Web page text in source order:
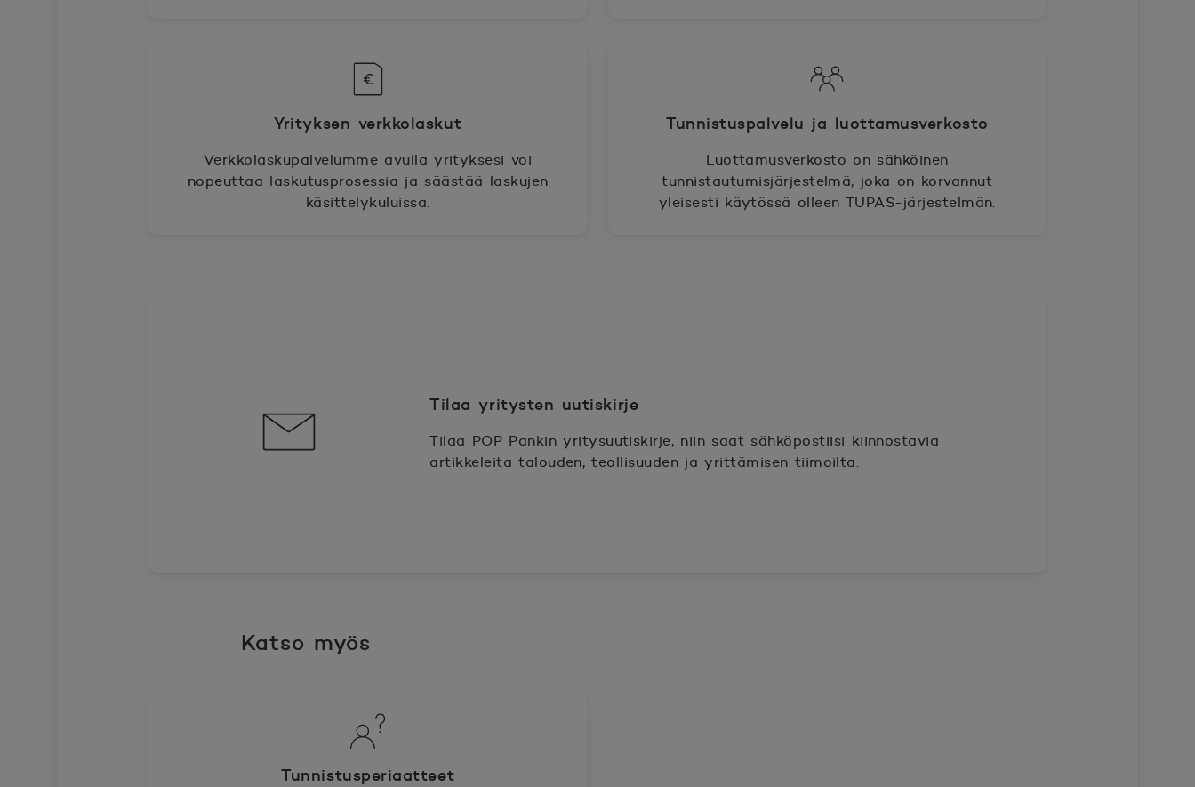
Yrityksen verkkolaskut
Verkkolaskupalvelumme avulla yrityksesi voi
nopeuttaa laskutusprosessia ja säästää laskujen
käsittelykuluissa.
Tunnistuspalvelu ja luottamusverkosto
Luottamusverkosto on sähköinen
tunnistautumisjärjestelmä, joka on korvannut
yleisesti käytössä olleen TUPAS-järjestelmän.
Tilaa yritysten uutiskirje
Tilaa POP Pankin yritysuutiskirje, niin saat sähköpostiisi kiinnostavia
artikkeleita talouden, teollisuuden ja yrittämisen tiimoilta.
Katso myös
Tunnistusperiaatteet